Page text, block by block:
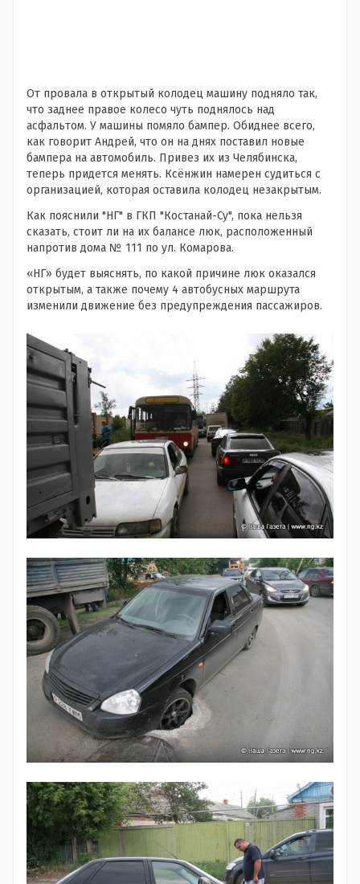
От провала в открытый колодец машину подняло так,
что заднее правое колесо чуть поднялось над
асфальтом. У машины помяло бампер. Обиднее всего,
как говорит Андрей, что он на днях поставил новые
бампера на автомобиль. Привез их из Челябинска,
теперь придется менять. Ксёнжин намерен судиться с
организацией, которая оставила колодец незакрытым.
Как пояснили "НГ" в ГКП "Костанай-Су", пока нельзя
сказать, стоит ли на их балансе люк, расположенный
напротив дома № 111 по ул. Комарова.
«НГ» будет выяснять, по какой причине люк оказался
открытым, а также почему 4 автобусных маршрута
изменили движение без предупреждения пассажиров.